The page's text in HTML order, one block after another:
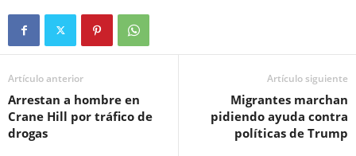
Artículo anterior
Arrestan a hombre en
Crane Hill por tráfico de
drogas
Artículo siguiente
Migrantes marchan
pidiendo ayuda contra
políticas de Trump